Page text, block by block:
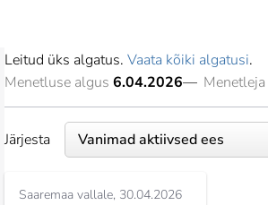
Leitud üks algatus. Vaata kõiki algatusi.
Menetluse algus 6.04.2026— Menetleja
Järjesta
Saaremaa vallale 30.04.2026